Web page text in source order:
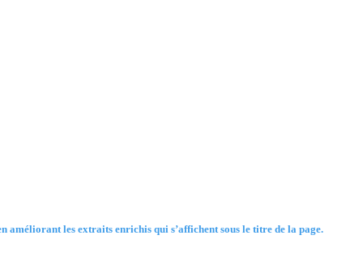
améliorant les extraits enrichis qui s’affichent sous le titre de la page.